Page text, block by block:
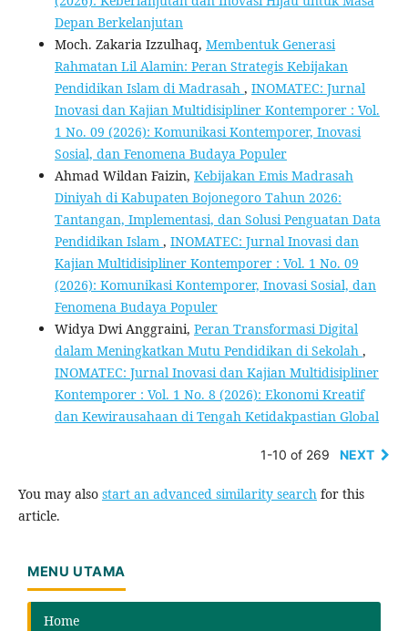
Depan Berkelanjutan
Moch. Zakaria Izzulhaq, Membentuk Generasi
Rahmatan Lil Alamin: Peran Strategis Kebijakan
Pendidikan Islam di Madrasah , INOMATEC: Jurnal
Inovasi dan Kajian Multidisipliner Kontemporer : Vol.
1 No. 09 (2026): Komunikasi Kontemporer, Inovasi
Sosial, dan Fenomena Budaya Populer
Ahmad Wildan Faizin, Kebijakan Emis Madrasah
Diniyah di Kabupaten Bojonegoro Tahun 2026:
Tantangan, Implementasi, dan Solusi Penguatan Data
Pendidikan Islam , INOMATEC: Jurnal Inovasi dan
Kajian Multidisipliner Kontemporer : Vol. 1 No. 09
(2026): Komunikasi Kontemporer, Inovasi Sosial, dan
Fenomena Budaya Populer
Widya Dwi Anggraini, Peran Transformasi Digital
dalam Meningkatkan Mutu Pendidikan di Sekolah ,
INOMATEC: Jurnal Inovasi dan Kajian Multidisipliner
Kontemporer : Vol. 1 No. 8 (2026): Ekonomi Kreatif
dan Kewirausahaan di Tengah Ketidakpastian Global
1-10 of 269 NEXT
You may also start an advanced similarity search for this
article.
MENU UTAMA
Home